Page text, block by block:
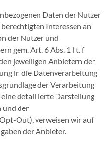
Daten der Nutzer
Interessen an
der Nutzer und
gem. Art. 6 Abs. 1 lit. f
jeweiligen Anbietern der
in die Datenverarbeitung
der Verarbeitung
eine detaillierte Darstellung
und der
Out), verweisen wir auf
der Anbieter.